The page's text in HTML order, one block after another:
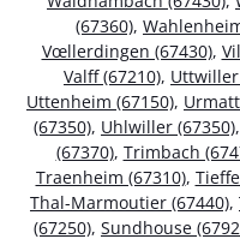
(67360),
Vœllerdingen (67430),
Valff (67210), Uttwiller
Uttenheim (67150),
(67350), Uhlwiller (67350),
(67370), Trimbach
Traenheim (67310),
Thal-Marmoutier (67440),
(67250), Sundhouse